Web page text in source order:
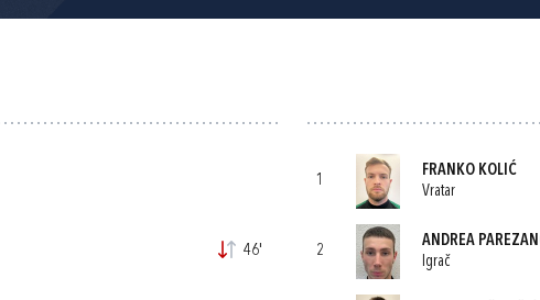
46'
1
FRANKO KOLIĆ
Vratar
2
ANDREA
Igrač